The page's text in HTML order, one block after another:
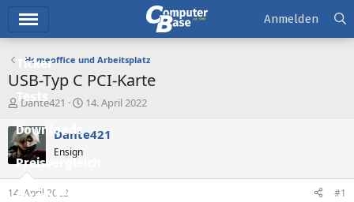
Ticker
Tests
Downloads
Preisvergleich
Forum
Anmelden
Homeoffice und Arbeitsplatz
USB-Typ C PCI-Karte
E
s
t
e
Dante421
E
s
14. April 2022
Dante421
Ensign
14. April 2022 #1